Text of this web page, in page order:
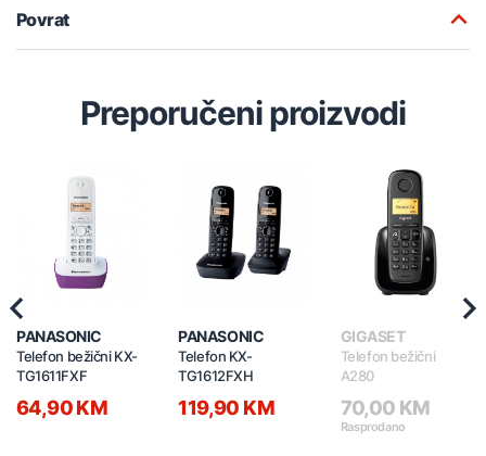
Povrat
Preporučeni proizvodi
PANASONIC
Telefon bežični KX-
TG1611FXF
64,90 KM
PANASONIC
Telefon KX-
TG1612FXH
119,90 KM
GIGASET
Telefon bežični
A280
70,00 KM
Rasprodano
Previous